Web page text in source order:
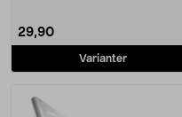
29,90
Varianter